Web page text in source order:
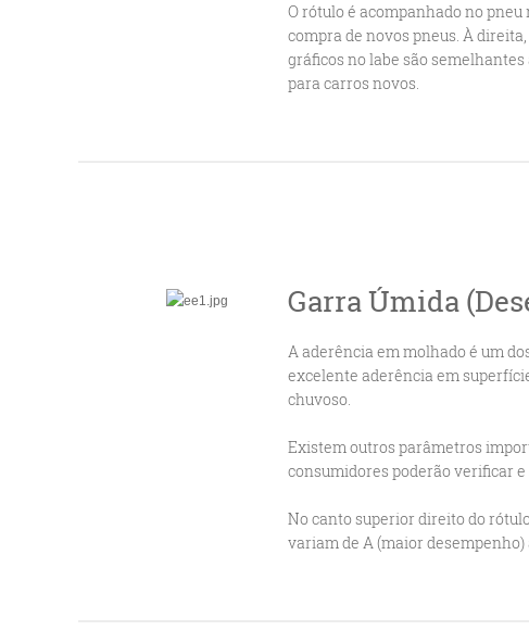
O rótulo é acompanhado no
compra de novos pneus. À
gráficos no labe são
para carros novos.
Garra Úmida
A aderência em molhado é um
excelente aderência em
chuvoso.
Existem outros parâmetros
consumidores poderão verificar
No canto superior direito do
variam de A (maior desempenho)